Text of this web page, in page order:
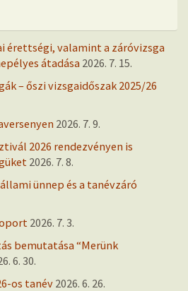
érettségi, valamint a záróvizsga
átadása 2026. 7. 15.
– őszi vizsgaidőszak 2025/26
2026. 7. 9.
2026 rendezvényen is
2026. 7. 8.
ünnep és a tanévzáró
2026. 7. 3.
bemutatása “Merünk
6. 30.
os tanév 2026. 6. 26.